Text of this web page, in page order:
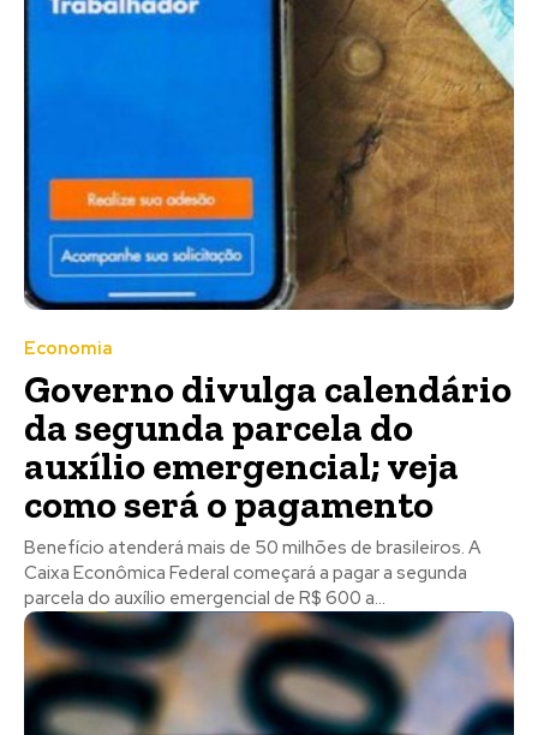
Economia
Governo divulga calendário
da segunda parcela do
auxílio emergencial; veja
como será o pagamento
Benefício atenderá mais de 50 milhões de brasileiros. A
Caixa Econômica Federal começará a pagar a segunda
parcela do auxílio emergencial de R$ 600 a...